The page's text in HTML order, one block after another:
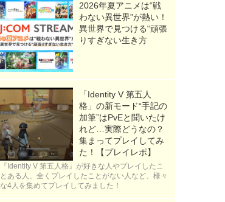
2026年夏アニメは“戦
わない異世界”が熱い！
異世界で見つける“頑張
りすぎない生き方
「Identity V 第五人
格」の新モード“手記の
加筆”はPvEと聞いたけ
れど…実際どうなの？
集まってプレイしてみ
た！【プレイレポ】
『Identity V 第五人格』が好きな人やプレイしたこ
とある人、全くプレイしたことがない人など、様々
な4人を集めてプレイしてみました！